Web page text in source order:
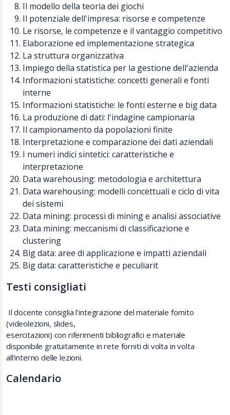
Il modello della teoria dei giochi
Il potenziale dell'impresa: risorse e competenze
Le risorse, le competenze e il vantaggio competitivo
Elaborazione ed implementazione strategica
La struttura organizzativa
Impiego della statistica per la gestione dell'azienda
Informazioni statistiche: concetti generali e fonti
interne
Informazioni statistiche: le fonti esterne e big data
La produzione di dati: l'indagine campionaria
Il campionamento da popolazioni finite
Interpretazione e comparazione dei dati aziendali
I numeri indici sintetici: caratteristiche e
interpretazione
Data warehousing: metodologia e architettura
Data warehousing: modelli concettuali e ciclo di vita
dei sistemi
Data mining: processi di mining e analisi associative
Data mining: meccanismi di classificazione e
clustering
Big data: aree di applicazione e impatti aziendali
Big data: caratteristiche e peculiarit
Testi consigliati
Il docente consiglia l’integrazione del materiale fornito
(videolezioni, slides,
esercitazioni) con riferimenti bibliografici e materiale
disponibile gratuitamente in rete forniti di volta in volta
all’interno delle lezioni.
Calendario